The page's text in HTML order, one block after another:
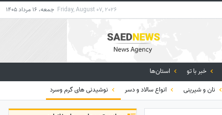
Friday, August 07, 2026 جمعه، 16 مرداد 1405
خبر با تو
استان‌ها
نان و شیرینی انواع سالاد و دسر نوشیدنی های گرم وسرد